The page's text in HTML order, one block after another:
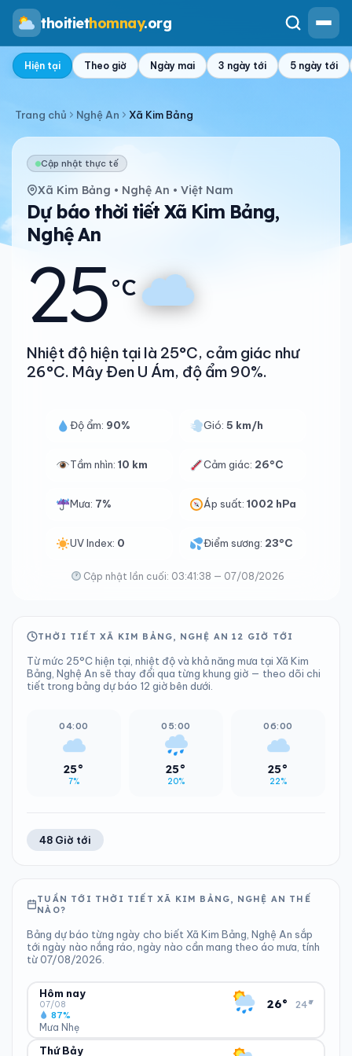
thoitiethomnay.org
Hiện tại Theo giờ Ngày mai 3 ngày tới 5 ngày tới
Trang chủ Nghệ An Xã Kim Bảng
Cập nhật thực tế
Xã Kim Bảng • Nghệ An • Việt Nam
Dự báo thời tiết Xã Kim Bảng,
Nghệ An
25°C
Nhiệt độ hiện tại là 25°C, cảm giác như
26°C. Mây Đen U Ám, độ ẩm 90%.
Độ ẩm: 90% Gió:5 km/h
Tầm nhìn: 10 km Cảm giác: 26°C
Mưa: 7% Áp suất:1002 hPa
UV Index: 0 Điểm sương: 23°C
Cập nhật lần cuối: 03:41:38 — 07/08/2026
THỜI TIẾT XÃ KIM BẢNG, NGHỆ AN 12 GIỜ TỚI
Từ mức 25°C hiện tại, nhiệt độ và khả năng mưa tại Xã Kim
Bảng, Nghệ An sẽ thay đổi qua từng khung giờ — theo dõi chi
tiết trong bảng dự báo 12 giờ bên dưới.
04:00
25°
7%
05:00
25°
20%
06:00
25°
22%
48 Giờ tới
TUẦN TỚI THỜI TIẾT XÃ KIM BẢNG, NGHỆ AN THẾ
NÀO?
Bảng dự báo từng ngày cho biết Xã Kim Bảng, Nghệ An sắp
tới ngày nào nắng ráo, ngày nào cần mang theo áo mưa, tính
từ 07/08/2026.
Hôm nay
07/08
Mưa Nhẹ
87%
26° 24°
▾
ĐỘ ẨM
Thứ Bảy